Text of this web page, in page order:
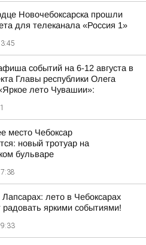
Новочебоксарска прошли
для телеканала «Россия 1»
событий на 6-12 августа в
Главы республики Олега
лето Чувашии»:
место Чебоксар
новый тротуар на
бульваре
Лапсарах: лето в Чебоксарах
яркими событиями!